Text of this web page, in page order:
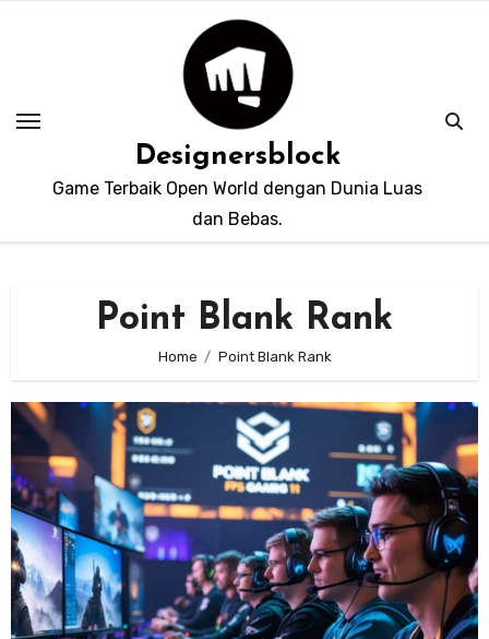
Designersblock
Game Terbaik Open World dengan Dunia Luas
dan Bebas.
Point Blank Rank
Home Point Blank Rank